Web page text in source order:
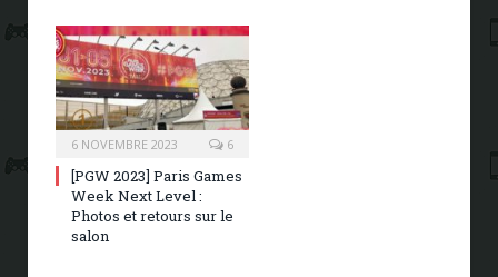
6 NOVEMBRE 2023 6
[PGW 2023] Paris Games
Week Next Level :
Photos et retours sur le
salon